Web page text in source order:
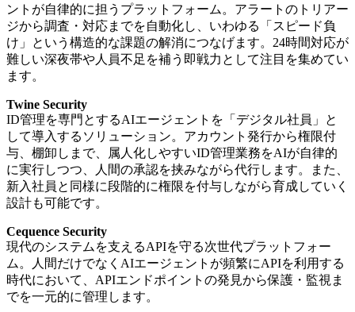
ントが自律的に担うプラットフォーム。アラートのトリアー
ジから調査・対応までを自動化し、いわゆる「スピード負
け」という構造的な課題の解消につなげます。24時間対応が
難しい深夜帯や人員不足を補う即戦力として注目を集めてい
ます。
Twine Security
ID管理を専門とするAIエージェントを「デジタル社員」と
して導入するソリューション。アカウント発行から権限付
与、棚卸しまで、属人化しやすいID管理業務をAIが自律的
に実行しつつ、人間の承認を挟みながら代行します。また、
新入社員と同様に段階的に権限を付与しながら育成していく
設計も可能です。
Cequence Security
現代のシステムを支えるAPIを守る次世代プラットフォー
ム。人間だけでなくAIエージェントが頻繁にAPIを利用する
時代において、APIエンドポイントの発見から保護・監視ま
でを一元的に管理します。